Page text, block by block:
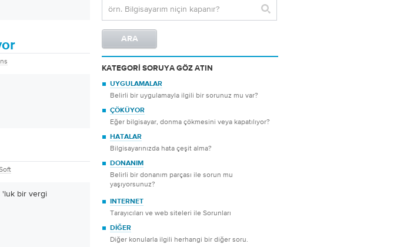
'luk bir vergi
KATEGORI SORUYA GÖZ ATIN
UYGULAMALAR
Belirli bir uygulamayla ilgili bir sorunuz mu var?
ÇÖKÜYOR
Eğer bilgisayar, donma çökmesini veya kapatılıyor?
HATALAR
Bilgisayarınızda hata çeşit alma?
DONANIM
Belirli bir donanım parçası ile sorun mu
yaşıyorsunuz?
INTERNET
Tarayıcıları ve web siteleri ile Sorunları
DIĞER
Diğer konularla ilgili herhangi bir diğer soru.